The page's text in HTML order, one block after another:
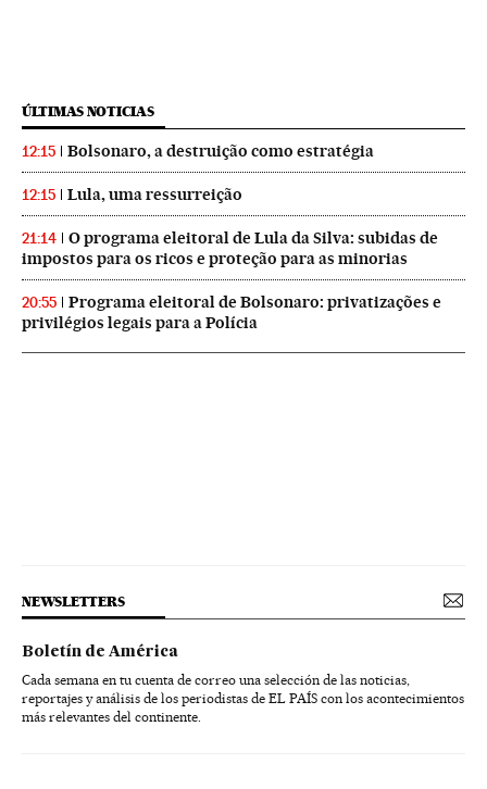
ÚLTIMAS NOTICIAS
12:15 Bolsonaro, a destruição como estratégia
12:15 Lula, uma ressurreição
21:14
O programa eleitoral de Lula da Silva: subidas de
impostos para os ricos e proteção para as minorias
20:55
Programa eleitoral de Bolsonaro: privatizações e
privilégios legais para a Polícia
NEWSLETTERS
Boletín de América
Cada semana en tu cuenta de correo una selección de las noticias,
reportajes y análisis de los periodistas de EL PAÍS con los acontecimientos
más relevantes del continente.